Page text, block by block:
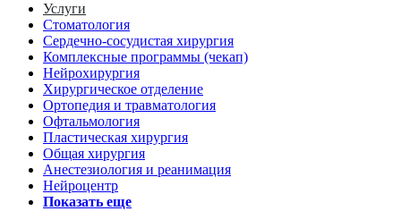
Услуги
Стоматология
Сердечно-сосудистая хирургия
Комплексные программы (чекап)
Нейрохирургия
Хирургическое отделение
Ортопедия и травматология
Офтальмология
Пластическая хирургия
Общая хирургия
Анестезиология и реанимация
Нейроцентр
Показать еще